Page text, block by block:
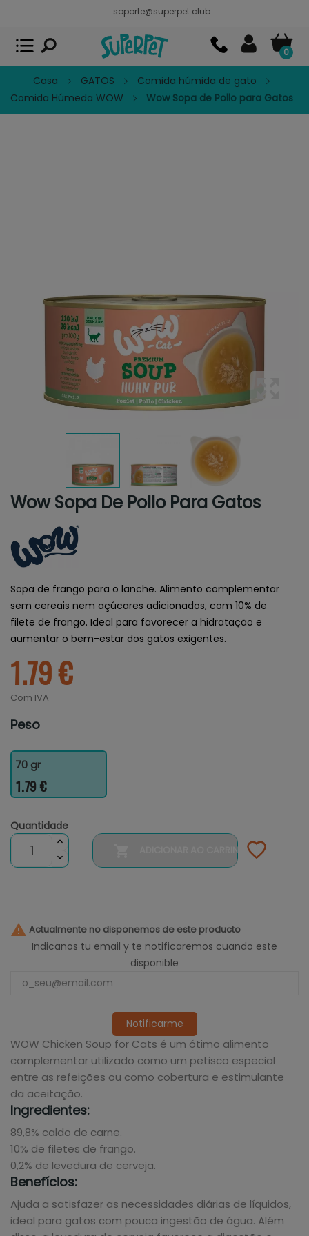
soporte@superpet.club
0
Casa GATOS
Comida húmida de gato
Comida Húmeda WOW
Wow Sopa de Pollo para Gatos
Wow Sopa De Pollo Para Gatos
Sopa de frango para o lanche. Alimento complementar
sem cereais nem açúcares adicionados, com 10% de
filete de frango. Ideal para favorecer a hidratação e
aumentar o bem-estar dos gatos exigentes.
1.79 €
Com IVA
Peso
70 gr
1.79 €
Quantidade
ADICIONAR AO CARRINHO
 Actualmente no disponemos de este producto
Indicanos tu email y te notificaremos cuando este
disponible
Notificarme
WOW Chicken Soup for Cats é um ótimo alimento
complementar utilizado como um petisco especial
entre as refeições ou como cobertura e estimulante
da aceitação.
Ingredientes:
89,8% caldo de carne.
10% de filetes de frango.
0,2% de levedura de cerveja.
Benefícios:
Ajuda a satisfazer as necessidades diárias de líquidos,
ideal para gatos com pouca ingestão de água. Além
Superpet, comida para mascotas
APP GRATIS - En Google Play